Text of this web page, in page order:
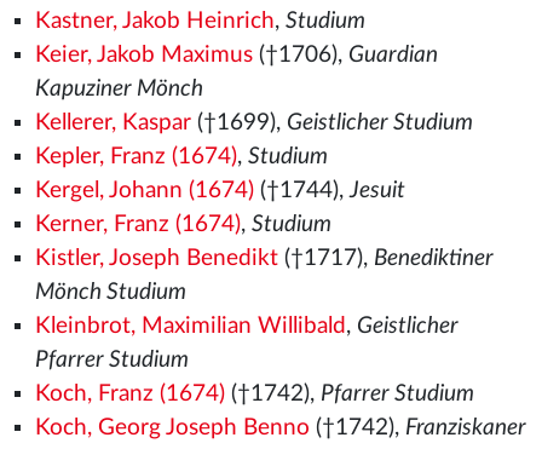
Kastner, Jakob Heinrich, Studium
Keier, Jakob Maximus(†1706), Guardian
Kapuziner Mönch
Kellerer, Kaspar(†1699), Geistlicher Studium
Kepler, Franz (1674), Studium
Kergel, Johann (1674)(†1744),Jesuit
Kerner, Franz (1674), Studium
Kistler, Joseph Benedikt(†1717), Benediktiner
Mönch Studium
Kleinbrot, Maximilian Willibald , Geistlicher
Pfarrer Studium
Koch, Franz (1674)(†1742), Pfarrer Studium
Koch, Georg Joseph Benno (†1742), Franziskaner